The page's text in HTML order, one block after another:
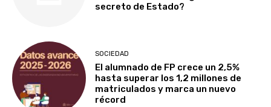
secreto de Estado?
SOCIEDAD
El alumnado de FP crece un 2,5%
hasta superar los 1,2 millones de
matriculados y marca un nuevo
récord